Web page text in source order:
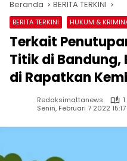
Beranda BERITA TERKINI
BERITA TERKINI HUKUM &
Terkait
Titik di Bandung,
di Rapatkan
Redaksimattanews
Senin, Februari 7 2022 15:17